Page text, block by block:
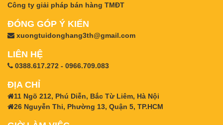
Công ty giải pháp bán hàng TMĐT
ĐÓNG GÓP Ý KIẾN
xuongtuidonghang3th@gmail.com
LIÊN HỆ
0388.617.272 - 0966.709.083
ĐỊA CHỈ
11 Ngõ 212, Phú Diễn, Bắc Từ Liêm, Hà Nội
26 Nguyễn Thi, Phường 13, Quận 5, TP.HCM